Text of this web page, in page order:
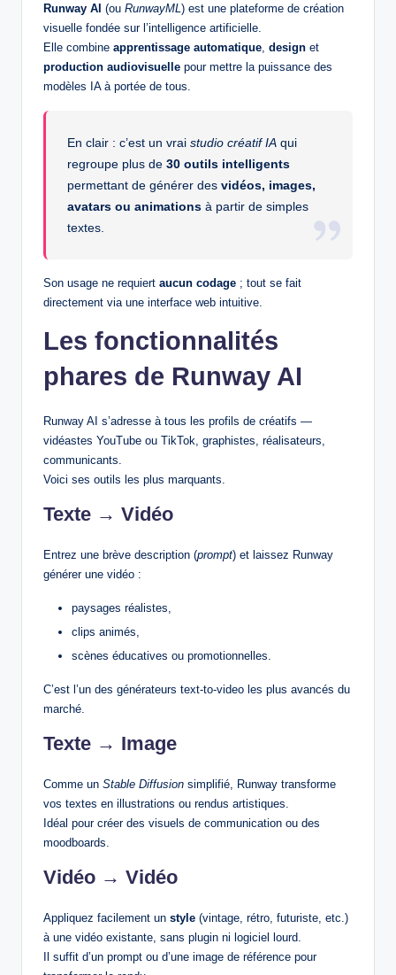
Runway AI (ou RunwayML ) est une plateforme de création
visuelle fondée sur l’intelligence artificielle.
Elle combine apprentissage automatique design et
production audiovisuelle pour mettre la puissance des
modèles IA à portée de tous.
En clair : c’est un vraistudio créatif IA qui
regroupe plus de30 outils intelligents
permettant de générer desvidéos, images,
avatars ou animations à partir de simples
textes.
Son usage ne requiert aucun codage ; tout se fait
directement via une interface web intuitive.
Les fonctionnalités
phares de Runway AI
Runway AI s’adresse à tous les profils de créatifs —
vidéastes YouTube ou TikTok, graphistes, réalisateurs,
communicants.
Voici ses outils les plus marquants.
Texte → Vidéo
Entrez une brève description (prompt) et laissez Runway
générer une vidéo :
paysages réalistes,
clips animés,
scènes éducatives ou promotionnelles.
C’est l’un des générateurs text‑to‑video les plus avancés du
marché.
Texte → Image
Comme un Stable Diffusion simplifié, Runway transforme
vos textes en illustrations ou rendus artistiques.
Idéal pour créer des visuels de communication ou des
moodboards.
Vidéo → Vidéo
Appliquez facilement un style (vintage, rétro, futuriste, etc.)
à une vidéo existante, sans plugin ni logiciel lourd.
Il suffit d’un prompt ou d’une image de référence pour